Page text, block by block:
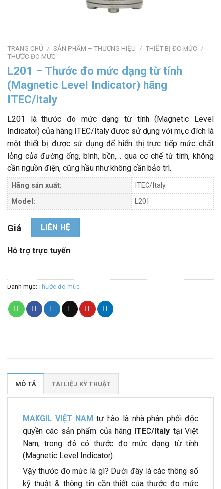
TRANG CHỦ / SẢN PHẨM – THƯƠNG HIỆU / THIẾT BỊ ĐO MỨC /
THƯỚC ĐO MỨC
L201 – Thước đo mức dạng từ tính
(Magnetic Level Indicator) hãng
ITEC/Italy
L201 là thước đo mức dạng từ tính (Magnetic Level
Indicator) của hãng ITEC/Italy được sử dụng với mục đích là
một thiết bị được sử dụng để hiển thị trực tiếp mức chất
lỏng của đường ống, bình, bồn,… qua cơ chế từ tính, không
cần nguồn điện, cũng hầu như không cần bảo trì.
Hãng sản xuất:
ITEC/Italy
Model:
L201
Giá LIÊN HỆ
Hỗ trợ trực tuyến
Danh mục: Thước đo mức
MÔ TẢ TÀI LIỆU KỸ THUẬT
MAKGIL VIỆT NAM tự hào là nhà phân phối độc
quyền các sản phẩm của hãng ITEC/Italy tại Việt
Nam, trong đó có thước đo mức dạng từ tính
(Magnetic Level Indicator).
Vậy thước đo mức là gì? Dưới đây là các thông số
kỹ thuật & thông tin cần thiết của thước đo mức